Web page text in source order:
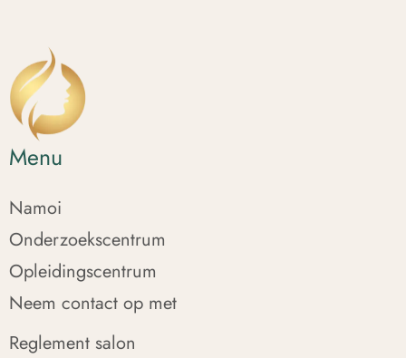
Menu
Namoi
Onderzoekscentrum
Opleidingscentrum
Neem contact op met
Reglement salon